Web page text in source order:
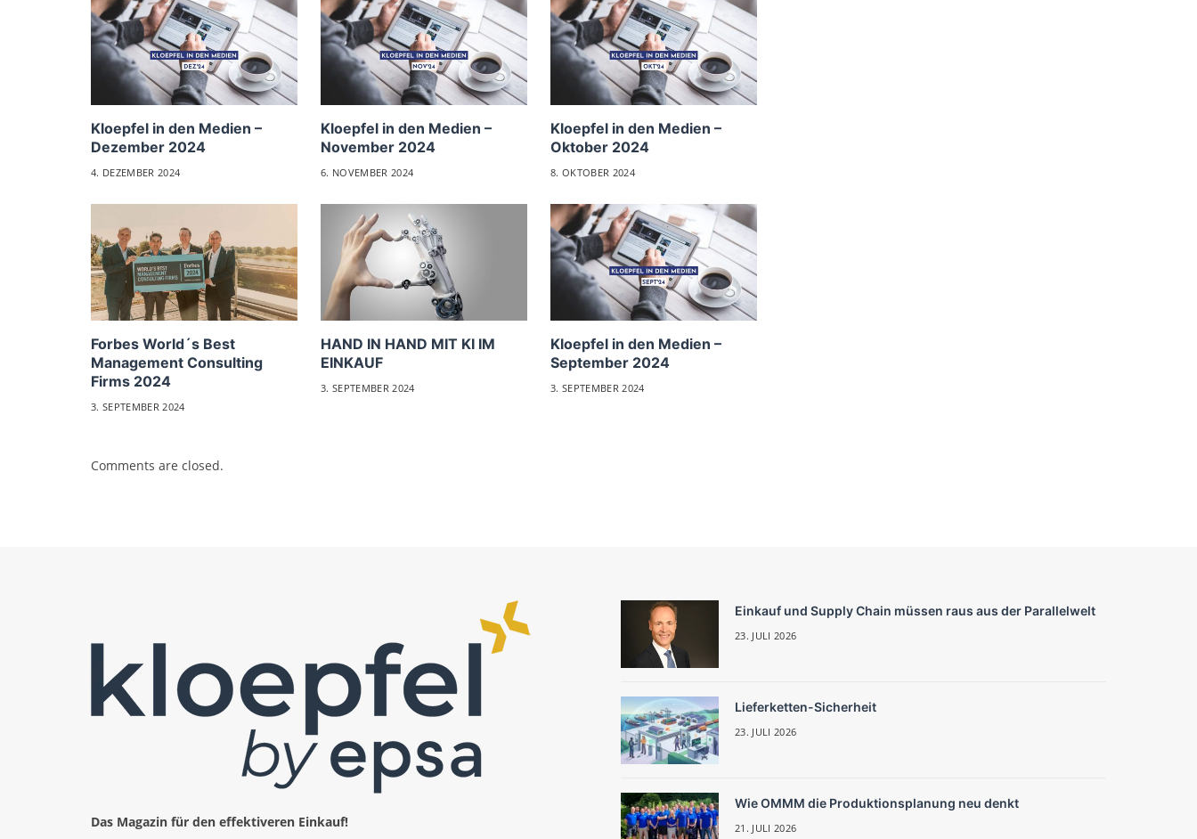
Kloepfel in den Medien –
Dezember 2024
4. DEZEMBER 2024
Kloepfel in den Medien –
November 2024
6. NOVEMBER 2024
Kloepfel in den Medien –
Oktober 2024
8. OKTOBER 2024
Forbes World´s Best
Management Consulting
Firms 2024
3. SEPTEMBER 2024
HAND IN HAND MIT KI IM
EINKAUF
3. SEPTEMBER 2024
Kloepfel in den Medien –
September 2024
3. SEPTEMBER 2024
Comments are closed.
Das Magazin für den effektiveren Einkauf!
Einkauf und Supply Chain müssen raus aus der Parallelwelt
23. JULI 2026
Lieferketten-Sicherheit
23. JULI 2026
Wie OMMM die Produktionsplanung neu denkt
21. JULI 2026